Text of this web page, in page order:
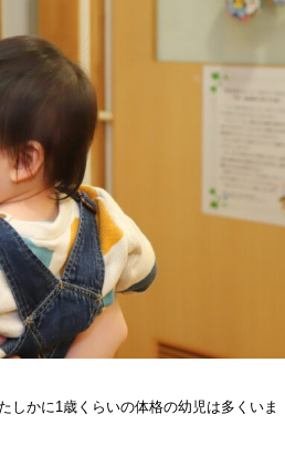
しかに1歳くらいの体格の幼児は多くいま